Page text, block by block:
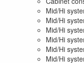
Mid/Hi
Mid/Hi
Mid/Hi
Mid/Hi
Mid/Hi
Mid/Hi